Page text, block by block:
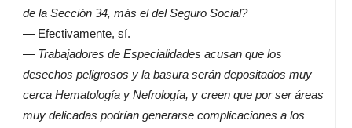
de la Sección 34, más el del Seguro Social?
— Efectivamente, sí.
— Trabajadores de Especialidades acusan que los
desechos peligrosos y la basura serán depositados muy
cerca Hematología y Nefrología, y creen que por ser áreas
muy delicadas podrían generarse complicaciones a los